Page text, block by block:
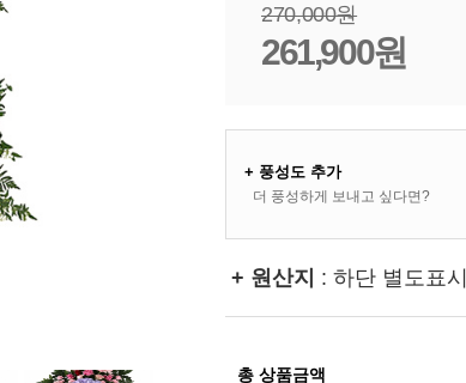
270,000원
261,900원
+ 풍성도 추가
더 풍성하게 보내고 싶다면?
+ 원산지 : 하단 별도표시
총 상품금액